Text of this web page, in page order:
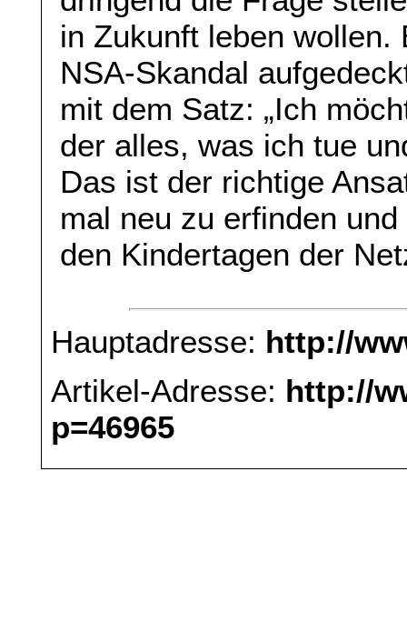
in Zukunft leben wollen.
NSA-Skandal
mit dem Satz: „Ich
der alles, was ich tue
Das ist der richtige
mal neu zu erfinden
den Kindertagen der
Hauptadresse: http://
Artikel-Adresse: http://
p=46965